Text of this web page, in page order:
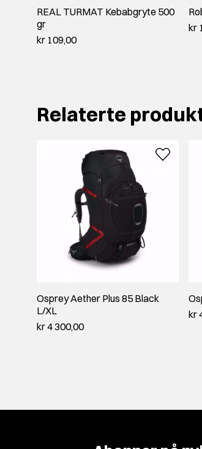
REAL TURMAT Kebabgryte 500
gr
kr 109,00
kr
Relaterte
Osprey Aether Plus 85 Black
L/XL
kr 4 300,00
kr